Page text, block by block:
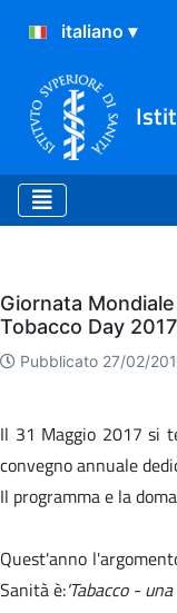
Eventi
Giornata
Tobacco Day 2017
Pubblicato 27/02/
Il 31 Maggio 2017 si
convegno annuale
Il programma e la
Quest'anno
Sanità è:'Tabacco -